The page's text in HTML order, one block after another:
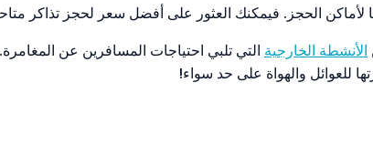
الحجز. فيمكنك العثور على أفضل سعر لحجز تذاكر
الأنشطة الخارجية التي تلبي احتياجات المسافرين عن
للعوائل والهواة على حد سواء!